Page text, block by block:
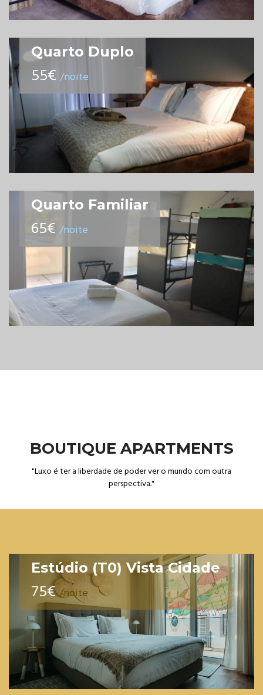
Quarto Duplo
55€ /noite
Quarto Familiar
65€ /noite
BOUTIQUE APARTMENTS
"Luxo é ter a liberdade de poder ver o mundo com outra
perspectiva."
Estúdio (T0) Vista Cidade
75€/noite